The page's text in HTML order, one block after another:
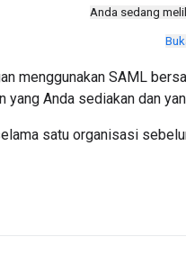
Anda sedang
menggunakan SAML
Anda sediakan dan
satu organisasi